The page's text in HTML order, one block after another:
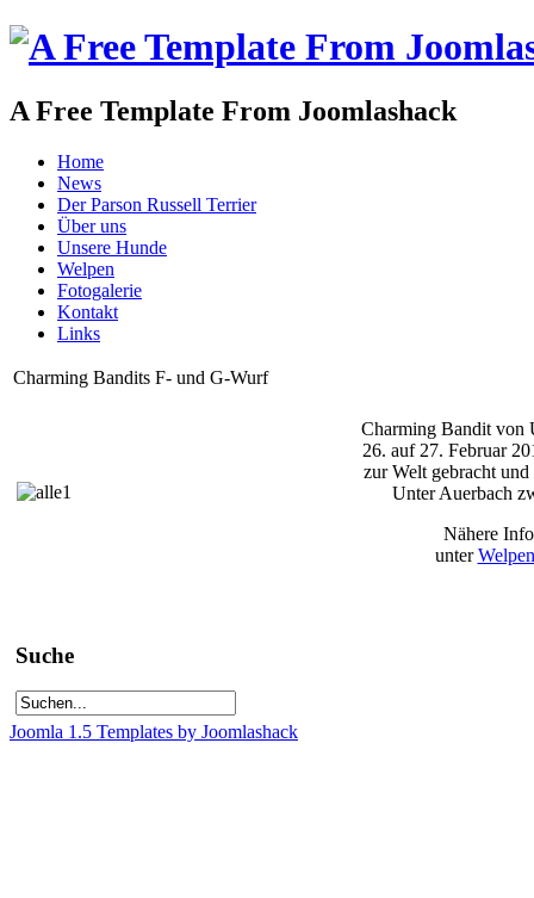
A Free Template From Joomlashack
Home
News
Der Parson Russell Terrier
Über uns
Unsere Hunde
Welpen
Fotogalerie
Kontakt
Links
Charming Bandits F- und G-Wurf
Charming Bandit von
26. auf 27. Februar
zur Welt gebracht
Unter Auerbach
Nähere
unter
Suche
Joomla 1.5 Templates by Joomlashack